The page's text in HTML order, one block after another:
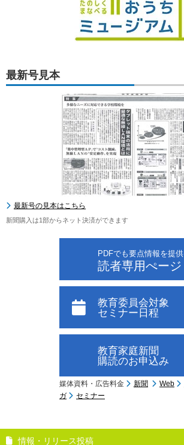
最新号見本
最新号の見本はこちら
新聞購入は1部からネット決済ができます
PDFでも要点情報を提供
読者専用ぺージ
教育委員会対象
セミナー日程
教育家庭新聞
購読のお申込み
媒体資料・広告料金 新聞 Web
ガ
セミナー
情報・リリース投稿